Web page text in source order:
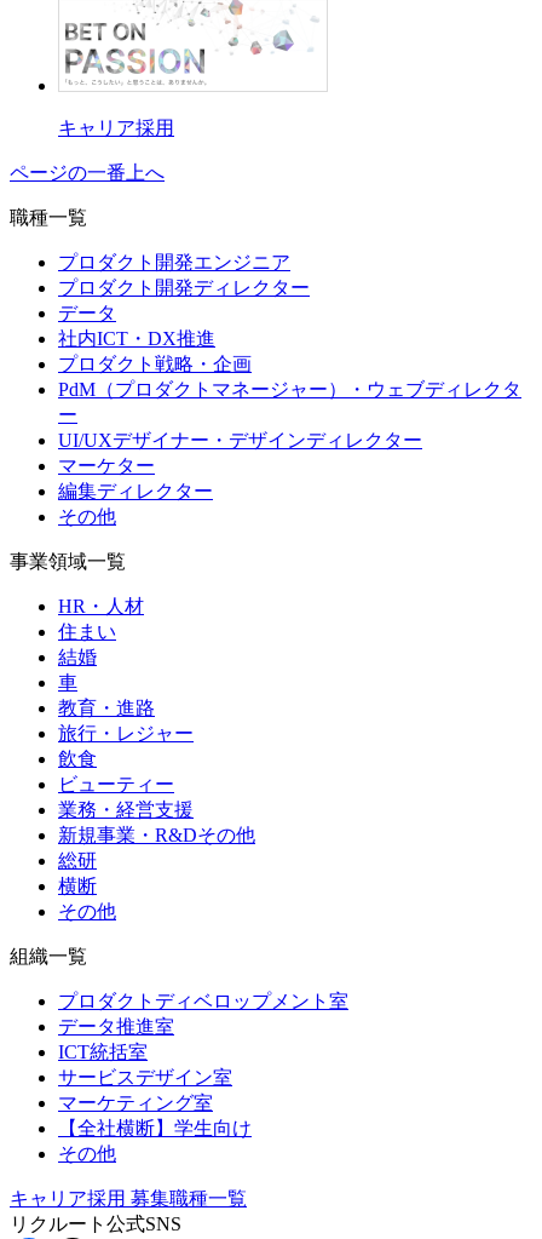
キャリア採用
ページの一番上へ
職種一覧
プロダクト開発エンジニア
プロダクト開発ディレクター
データ
社内ICT・DX推進
プロダクト戦略・企画
PdM（プロダクトマネージャー）・ウェブディレクタ
ー
UI/UXデザイナー・デザインディレクター
マーケター
編集ディレクター
その他
事業領域一覧
HR・人材
住まい
結婚
車
教育・進路
旅行・レジャー
飲食
ビューティー
業務・経営支援
新規事業・R&Dその他
総研
横断
その他
組織一覧
プロダクトディベロップメント室
データ推進室
ICT統括室
サービスデザイン室
マーケティング室
【全社横断】学生向け
その他
キャリア採用 募集職種一覧
リクルート公式SNS